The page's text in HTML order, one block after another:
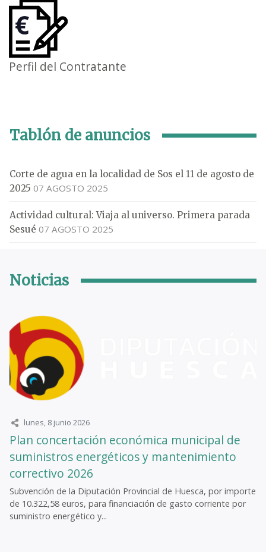
Perfil del Contratante
Tablón de anuncios
Corte de agua en la localidad de Sos el 11 de agosto de
2025 07 AGOSTO 2025
Actividad cultural: Viaja al universo. Primera parada
Sesué 07 AGOSTO 2025
Noticias
lunes, 8 junio 2026
Plan concertación económica municipal de
suministros energéticos y mantenimiento
correctivo 2026
Subvención de la Diputación Provincial de Huesca, por importe
de 10.322,58 euros, para financiación de gasto corriente por
suministro energético y...